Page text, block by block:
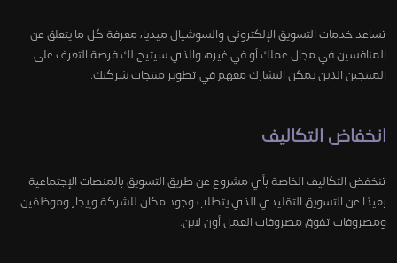
تساعد خدمات التسويق الإلكتروني والسوشيال ميديا، معرفة كل ما يتعلق عن
المنافسين في مجال عملك أو في غيره، والذي سيتيح لك فرصة التعرف على
المنتجين الذين يمكن التشارك معهم في تطوير منتجات شركتك.
انخفاض التكاليف
تنخفض التكاليف الخاصة بأي مشروع عن طريق التسويق بالمنصات الإجتماعية
بعيدًا عن التسويق التقليدي الذي يتطلب وجود مكان للشركة وإيجار وموظفين
ومصروفات تفوق مصروفات العمل أون لاين.